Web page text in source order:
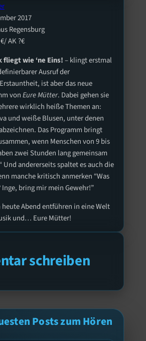
2017
Regensburg
AK ?€
fliegt wie ‘ne Eins!– klingt erstmal
Ausruf der
ist aber das neue
vonEure Mütter. Dabei gehen sie
wirklich heiße Themen an:
und weiße Blusen, unter denen
Das Programm bringt
wenn Menschen von 9 bis
zwei Stunden lang gemeinsam
Und andererseits spaltet es auch die
manche kritisch anmerken “Was
bring mir mein Gewehr!”
heute Abend entführen in eine Welt
und… Eure Mütter!
schreiben
Posts zum Hören